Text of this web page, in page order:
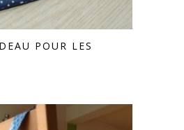
POUR LES